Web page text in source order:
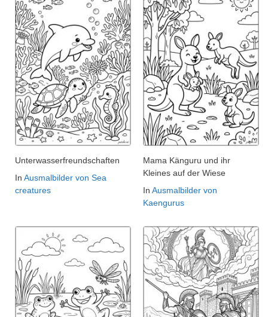
Unterwasserfreundschaften
In Ausmalbilder von Sea
creatures
Mama Känguru und ihr
Kleines auf der Wiese
In Ausmalbilder von
Kaengurus